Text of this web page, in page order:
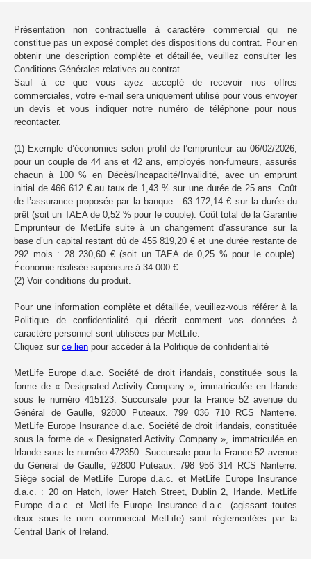
Présentation non contractuelle à caractère commercial qui ne
constitue pas un exposé complet des dispositions du contrat. Pour en
obtenir une description complète et détaillée, veuillez consulter les
Conditions Générales relatives au contrat.
Sauf à ce que vous ayez accepté de recevoir nos offres
commerciales, votre e-mail sera uniquement utilisé pour vous envoyer
un devis et vous indiquer notre numéro de téléphone pour nous
recontacter.
(1) Exemple d’économies selon profil de l’emprunteur au 06/02/2026,
pour un couple de 44 ans et 42 ans, employés non-fumeurs, assurés
chacun à 100 % en Décès/Incapacité/Invalidité, avec un emprunt
initial de 466 612 € au taux de 1,43 % sur une durée de 25 ans. Coût
de l’assurance proposée par la banque : 63 172,14 € sur la durée du
prêt (soit un TAEA de 0,52 % pour le couple). Coût total de la Garantie
Emprunteur de MetLife suite à un changement d’assurance sur la
base d’un capital restant dû de 455 819,20 € et une durée restante de
292 mois : 28 230,60 € (soit un TAEA de 0,25 % pour le couple).
Économie réalisée supérieure à 34 000 €.
(2) Voir conditions du produit.
Pour une information complète et détaillée, veuillez-vous référer à la
Politique de confidentialité qui décrit comment vos données à
caractère personnel sont utilisées par MetLife.
Cliquez sur ce lien pour accéder à la Politique de confidentialité
MetLife Europe d.a.c. Société de droit irlandais, constituée sous la
forme de « Designated Activity Company », immatriculée en Irlande
sous le numéro 415123. Succursale pour la France 52 avenue du
Général de Gaulle, 92800 Puteaux. 799 036 710 RCS Nanterre.
MetLife Europe Insurance d.a.c. Société de droit irlandais, constituée
sous la forme de « Designated Activity Company », immatriculée en
Irlande sous le numéro 472350. Succursale pour la France 52 avenue
du Général de Gaulle, 92800 Puteaux. 798 956 314 RCS Nanterre.
Siège social de MetLife Europe d.a.c. et MetLife Europe Insurance
d.a.c. : 20 on Hatch, lower Hatch Street, Dublin 2, Irlande. MetLife
Europe d.a.c. et MetLife Europe Insurance d.a.c. (agissant toutes
deux sous le nom commercial MetLife) sont réglementées par la
Central Bank of Ireland.